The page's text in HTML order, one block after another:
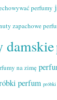
perfumy
zapachowe
damskie
na zimę
perfum